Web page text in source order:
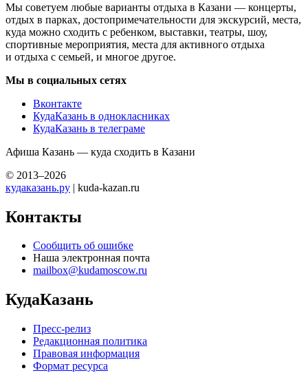
Мы советуем любые варианты отдыха в Казани — концерты,
отдых в парках, достопримечательности для экскурсий, места,
куда можно сходить с ребенком, выставки, театры, шоу,
спортивные мероприятия, места для активного отдыха
и отдыха с семьей, и многое другое.
Мы в социальных сетях
Вконтакте
КудаКазань в однокласниках
КудаКазань в телеграме
Афиша Казань — куда сходить в Казани
© 2013–2026
кудаказань.ру | kuda-kazan.ru
Контакты
Сообщить об ошибке
Наша электронная почта
mailbox@kudamoscow.ru
КудаКазань
Пресс-релиз
Редакционная политика
Правовая информация
Формат ресурса